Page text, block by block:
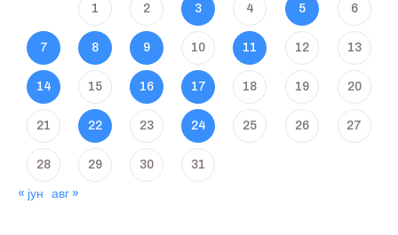
1 2 3 4 5 6
7 8 9 10 11 12 13
14 15 16 17 18 19 20
21 22 23 24 25 26 27
28 29 30 31
« јун авг »